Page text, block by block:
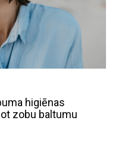
higiēnas
zobu baltumu